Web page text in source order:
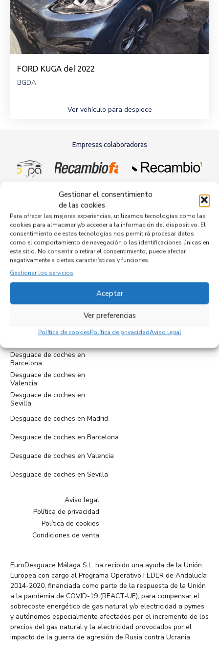
Gestionar el consentimiento
de las cookies
Para ofrecer las mejores experiencias, utilizamos tecnologías como las
cookies para almacenar y/o acceder a la información del dispositivo. El
consentimiento de estas tecnologías nos permitirá procesar datos
como el comportamiento de navegación o las identificaciones únicas en
este sitio. No consentir o retirar el consentimiento, puede afectar
negativamente a ciertas características y funciones.
Gestionar los servicios
Aceptar
Ver preferencias
Política de cookiesPolítica de privacidadAviso legal
FORD KUGA del 2022
BGDA
Ver vehículo para despiece
Empresas colaboradoras
Cam. Medioambiental, 19, 29010 Málaga
administracion@eurodesguacemalaga.com
Desguace de coches en
Desguace de coches en
Barcelona
Desguace de coches en
Valencia
Desguace de coches en
Sevilla
Desguace de coches en Madrid
Desguace de coches en Barcelona
Desguace de coches en Valencia
Desguace de coches en Sevilla
Aviso legal
Política de privacidad
Política de cookies
Condiciones de venta
EuroDesguace Málaga S.L. ha recibido una ayuda de la Unión
Europea con cargo al Programa Operativo FEDER de Andalucía
2014-2020, financiada como parte de la respuesta de la Unión
a la pandemia de COVID-19 (REACT-UE), para compensar el
sobrecoste energético de gas natural y/o electricidad a pymes
y autónomos especialmente afectados por el incremento de los
precios del gas natural y la electricidad provocados por el
impacto de la guerra de agresión de Rusia contra Ucrania.